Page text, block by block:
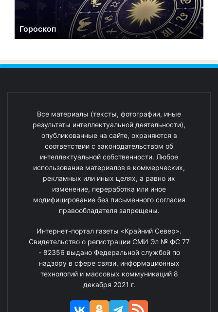
Гороскоп
Все материалы (тексты, фотографии, иные
результаты интеллектуальной деятельности),
опубликованные на сайте, охраняются в
соответствии с законодательством об
интеллектуальной собственности. Любое
использование материалов в коммерческих,
рекламных или иных целях, а равно их
изменение, переработка или иное
модифицирование без письменного согласия
правообладателя запрещены.
Интернет-портал газеты «Крайний Север».
Свидетельство о регистрации СМИ Эл № ФС 77
- 82356 выдано Федеральной службой по
надзору в сфере связи, информационных
технологий и массовых коммуникаций 8
декабря 2021 г.